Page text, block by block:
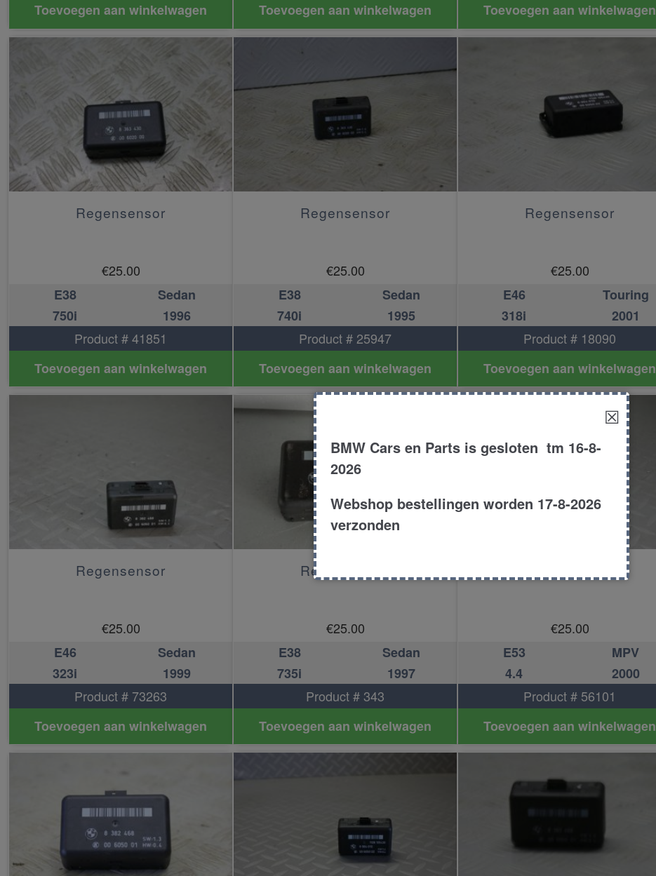
Toevoegen aan winkelwagen
Toevoegen aan winkelwagen
Toevoegen aan winkelwagen
Regensensor
€25.00
E38
Sedan
750i
1996
Product # 41851
Toevoegen aan winkelwagen
Regensensor
€25.00
E38
Sedan
740i
1995
Product # 25947
Toevoegen aan winkelwagen
Regensensor
€25.00
E46
Touring
318i
2001
Product # 18090
Toevoegen aan winkelwagen
Regensensor
€25.00
E46
Sedan
323i
1999
Product # 73263
Toevoegen aan winkelwagen
Regensensor
€25.00
E38
Sedan
735i
1997
Product # 343
Toevoegen aan winkelwagen
€25.00
E53
MPV
4.4
2000
Product # 56101
Toevoegen aan winkelwagen
☒
BMW Cars en Parts is gesloten tm 16-8-
2026
Webshop bestellingen worden 17-8-2026
verzonden